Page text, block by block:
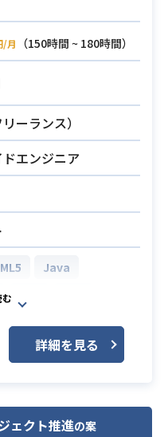
進経験
用したバックエンド開
よびTypeScript（Re
用いたWebフロント
を活用した開発手法
機能の開発からシステ
リティ課題の解決、
モダナイズ、技術的
で幅広くお任せしま
っていただく想定で
おけるプロダクトの
び既存システムの改
に伴うアーキテクチ
的負債の解消
とパフォーマンスを維
各種意思決定への参画
にお伝えします。
を用いたWebアプリ
いる複雑なプロダク
/月
（150時間 ~ 180時間）
ーランス）
エンジニア
Java
Spring Boot
MySQL
PostgreSQL
ションの新規機能開
詳細を見る
ェクト推進の案